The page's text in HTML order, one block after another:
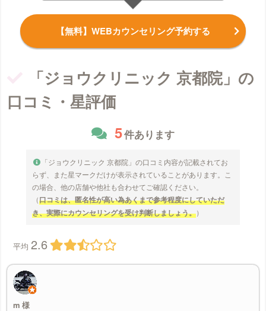
【無料】WEBカウンセリング予約する
「ジョウクリニック 京都院」の
口コミ・星評価
5件あります
「ジョウクリニック 京都院」の口コミ内容が記載されてお
らず、また星マークだけが表示されていることがあります。こ
の場合、他の店舗や他社も合わせてご確認ください。
（口コミは、匿名性が高い為あくまで参考程度にしていただ
き、実際にカウンセリングを受け判断しましょう。）
平均2.6
m